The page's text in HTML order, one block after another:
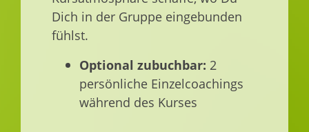
Dich in der Gruppe eingebunden
fühlst.
Optional zubuchbar: 2
persönliche Einzelcoachings
während des Kurses